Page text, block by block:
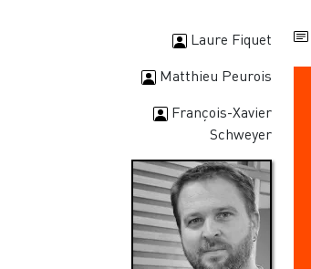
Laure Fiquet
Matthieu Peurois
François-Xavier
Schweyer